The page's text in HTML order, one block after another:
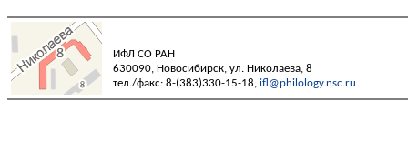
ИФЛ СО РАН
630090, Новосибирск, ул. Николаева, 8
тел./факс: 8-(383)330-15-18, ifl@philology.nsc.ru